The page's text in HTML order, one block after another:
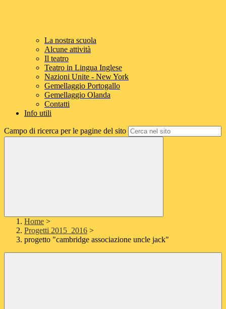
La nostra scuola
Alcune attività
Il teatro
Teatro in Lingua Inglese
Nazioni Unite - New York
Gemellaggio Portogallo
Gemellaggio Olanda
Contatti
Info utili
Campo di ricerca per le pagine del sito
Home >
Progetti 2015_2016 >
progetto "cambridge associazione uncle jack"